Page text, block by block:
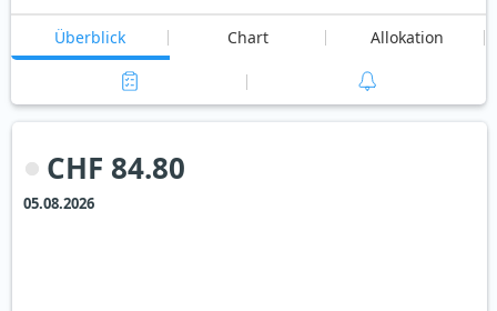
Überblick Chart Allokation
CHF 84.80
05.08.2026